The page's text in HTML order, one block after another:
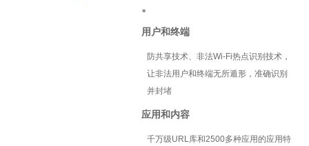
。
用户和终端
防共享技术、非法Wi-Fi热点识别技术，
让非法用户和终端无所遁形，准确识别
并封堵
应用和内容
千万级URL库和2500多种应用的应用特